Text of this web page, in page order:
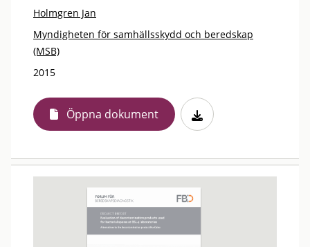
Holmgren Jan
Myndigheten för samhällsskydd och beredskap
(MSB)
2015
Öppna dokument